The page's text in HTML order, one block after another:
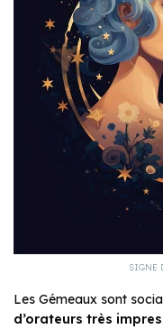
SIGNE
Les Gémeaux sont
d’orateurs très